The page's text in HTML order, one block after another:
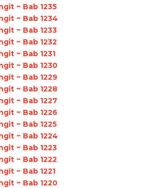
~ Bab 1235
~ Bab 1234
~ Bab 1233
~ Bab 1232
~ Bab 1231
~ Bab 1230
~ Bab 1229
~ Bab 1228
~ Bab 1227
~ Bab 1226
~ Bab 1225
~ Bab 1224
~ Bab 1223
~ Bab 1222
~ Bab 1221
~ Bab 1220